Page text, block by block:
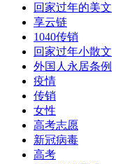
回家过年的美文
享云链
1040传销
回家过年小散文
外国人永居条例
疫情
传销
女性
高考志愿
新冠病毒
高考